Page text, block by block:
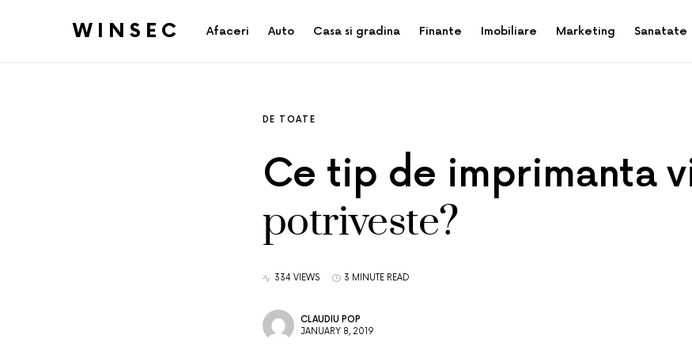
WINSEC Afaceri Auto Casa si gradina Finante Imobiliare Marketing Sanatate
DE TOATE
Ce tip de imprimanta
potriveste?
334 VIEWS 3 MINUTE READ
CLAUDIU POP
JANUARY 8, 2019